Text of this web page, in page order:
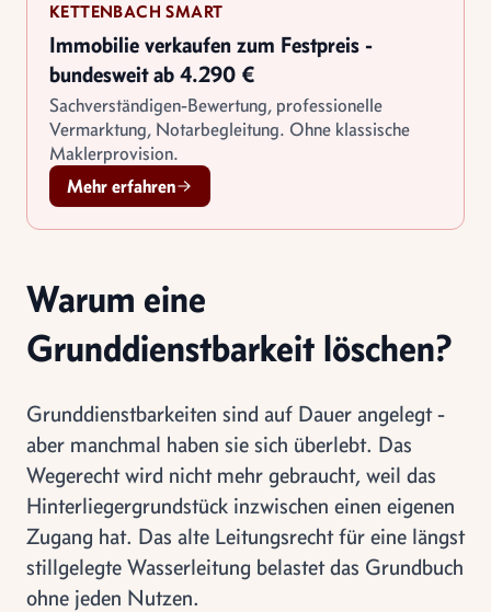
KETTENBACH SMART
Immobilie verkaufen zum Festpreis -
bundesweit ab 4.290 €
Sachverständigen-Bewertung, professionelle
Vermarktung, Notarbegleitung. Ohne klassische
Maklerprovision.
Mehr erfahren
Warum eine
Grunddienstbarkeit löschen?
Grunddienstbarkeiten sind auf Dauer angelegt -
aber manchmal haben sie sich überlebt. Das
Wegerecht wird nicht mehr gebraucht, weil das
Hinterliegergrundstück inzwischen einen eigenen
Zugang hat. Das alte Leitungsrecht für eine längst
stillgelegte Wasserleitung belastet das Grundbuch
ohne jeden Nutzen.